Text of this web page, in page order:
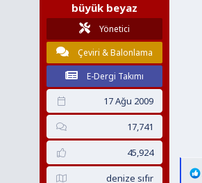
büyük beyaz
Yönetici
Çeviri & Balonlama
E-Dergi Takımı
17 Ağu 2009
17,741
45,924
denize sıfır